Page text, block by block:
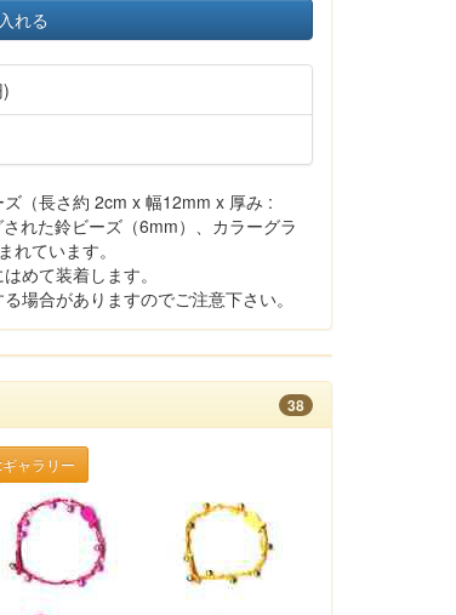
れる
（長さ約 2cm x 幅12mm x 厚み :
れた鈴ビーズ（6mm）、カラーグラ
ています。
めて装着します。
場合がありますのでご注意下さい。
38
ャラリー